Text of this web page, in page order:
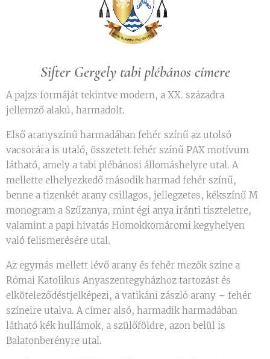
Sifter Gergely tabi plébános címere
​A pajzs formáját tekintve modern, a XX. századra
jellemző alakú, harmadolt.
​Első aranyszínű harmadában fehér színű az utolsó
vacsorára is utaló, összetett fehér színű PAX motívum
látható, amely a tabi plébánosi állomáshelyre utal. A
mellette elhelyezkedő második harmad fehér színű,
benne a tizenkét arany csillagos, jellegzetes, kékszínű M
monogram a Szűzanya, mint égi anya iránti tiszteletre,
valamint a papi hivatás Homokkomáromi kegyhelyen
való felismerésére utal.
Az egymás mellett lévő arany és fehér mezők színe a
Római Katolikus Anyaszentegyházhoz tartozást és
elköteleződéstjelképezi, a vatikáni zászló arany – fehér
színeire utalva. A címer alsó, harmadik harmadában
látható kék hullámok, a szülőföldre, azon belül is
Balatonberényre utal.